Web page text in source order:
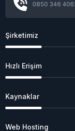
0850 346
Şirketimiz
Hızlı Erişim
Kaynaklar
Web Hosting